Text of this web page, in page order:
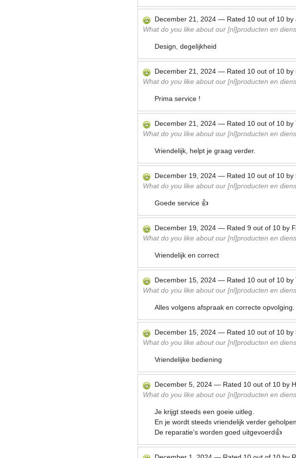
December 21, 2024 — Rated 10 out of 10 by
What do you like about our [nl]producten en
Design, degelijkheid
December 21, 2024 — Rated 10 out of 10 by
What do you like about our [nl]producten en
Prima service !
December 21, 2024 — Rated 10 out of 10 by
What do you like about our [nl]producten en
Vriendelijk, helpt je graag verder.
December 19, 2024 — Rated 10 out of 10 by
What do you like about our [nl]producten en
Goede service 👍
December 19, 2024 — Rated 9 out of 10 by
What do you like about our [nl]producten en
Vriendelijk en correct
December 15, 2024 — Rated 10 out of 10 by
What do you like about our [nl]producten en
Alles volgens afspraak en correcte opvolging.
December 15, 2024 — Rated 10 out of 10 by
What do you like about our [nl]producten en
Vriendelijke bediening
December 5, 2024 — Rated 10 out of 10 by
What do you like about our [nl]producten en
Je krijgt steeds een goeie uitleg.
En je wordt steeds vriendelijk verder geholpen.
De reparatie's worden goed uitgevoerd👍